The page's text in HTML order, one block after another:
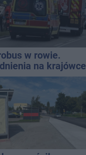
w rowie.
na krajówce